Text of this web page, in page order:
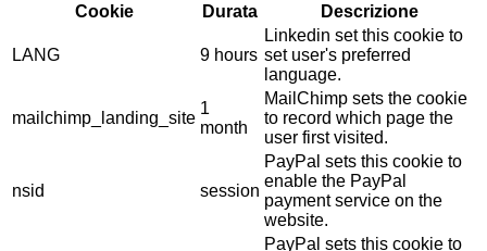
Cookie
Durata Descrizione
LANG 9 hours
Linkedin set this cookie to
set user's preferred
language.
mailchimp_landing_site
1
month
MailChimp sets the cookie
to record which page the
user first visited.
nsid session
PayPal sets this cookie to
enable the PayPal
payment service on the
website.
PayPal sets this cookie to